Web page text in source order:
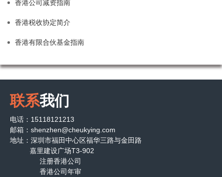
香港公司减资指南
香港税收协定简介
香港有限合伙基金指南
联系我们
电话：15118121213
邮箱：shenzhen@cheukying.com
地址：深圳市福田中心区福华三路与金田路
嘉里建设广场T3-902
注册香港公司
香港公司年审